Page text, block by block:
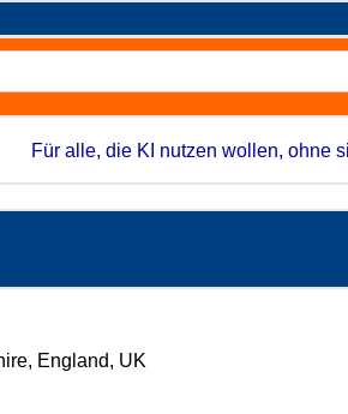
Für alle, die KI nutzen wollen, ohne
England, UK